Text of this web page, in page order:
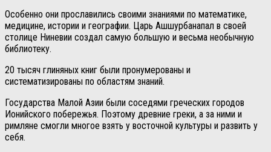
Особенно они прославились своими знаниями по математике,
медицине, истории и географии. Царь Ашшурбанапал в своей
столице Ниневии создал самую большую и весьма необычную
библиотеку.
20 тысяч глиняных книг были пронумерованы и
систематизированы по областям знаний.
Государства Малой Азии были соседями греческих городов
Ионийского побережья. Поэтому древние греки, а за ними и
римляне смогли многое взять у восточной культуры и развить у
себя.